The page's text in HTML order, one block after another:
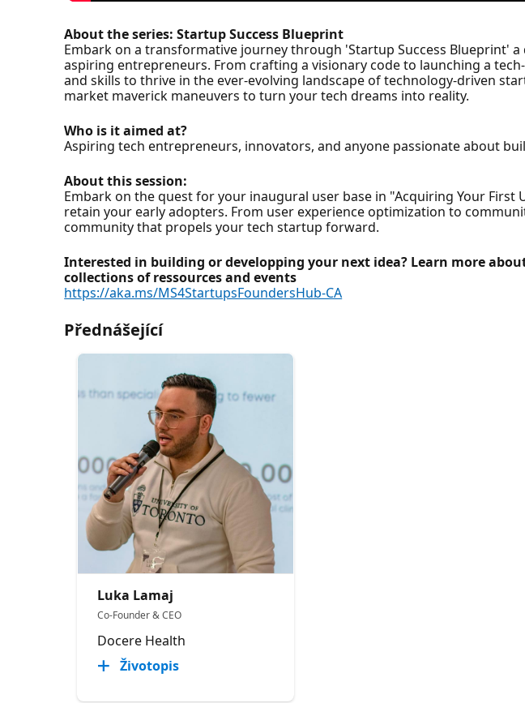
About the series: Startup Success Blueprint
Embark on a transformative journey through 'Startup Success Blueprint'
aspiring entrepreneurs. From crafting a visionary code to launching a
and skills to thrive in the ever-evolving landscape of technology-driven
market maverick maneuvers to turn your tech dreams into reality.
Who is it aimed at?
Aspiring tech entrepreneurs, innovators, and anyone passionate about
About this session:
Embark on the quest for your inaugural user base in "Acquiring Your
retain your early adopters. From user experience optimization to
community that propels your tech startup forward.
Interested in building or developping your next idea? Learn more
collections of ressources and events
https://aka.ms/MS4StartupsFoundersHub-CA
Přednášející
Luka Lamaj
Co-Founder & CEO
Docere Health
Životopis